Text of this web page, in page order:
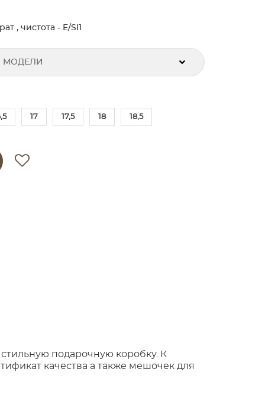
, чистота - E/SI1
МОДЕЛИ
17 17,5 18 18,5
подарочную коробку. К
качества а также мешочек для